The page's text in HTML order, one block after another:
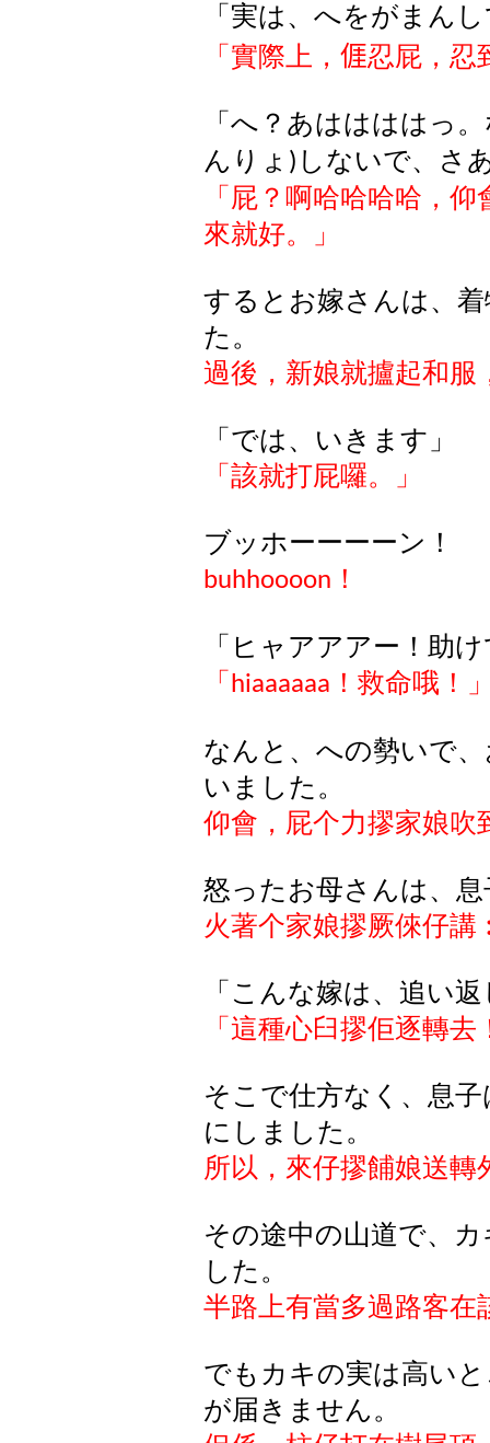
「実は、へをがまん
「實際上， 𠊎忍屁 ，
「へ？あははははっ
んりょ ) しないで、さ
「 屁 ？啊哈哈哈哈，
來就好。
」
するとお嫁さんは、
た 。
過後，新娘就攎起和服
「では、いきます」
「該就打屁囉。」
ブッホーーーーン！
buhhoooon ！
「ヒャアアアー！助
「 hiaaaaaa ！救命哦！
なんと、への勢いで
いました。
仰會，屁个力摎家娘吹
怒ったお母さんは、
火著个家娘摎厥倈仔講
「こんな嫁は、追い
「這種心臼摎佢逐轉去
そこで仕方なく、息
にしました。
所以，來仔摎餔娘送轉
その途中の山道で、
した。
半路上有當多過路客在
でもカキの実は高い
が届きません。